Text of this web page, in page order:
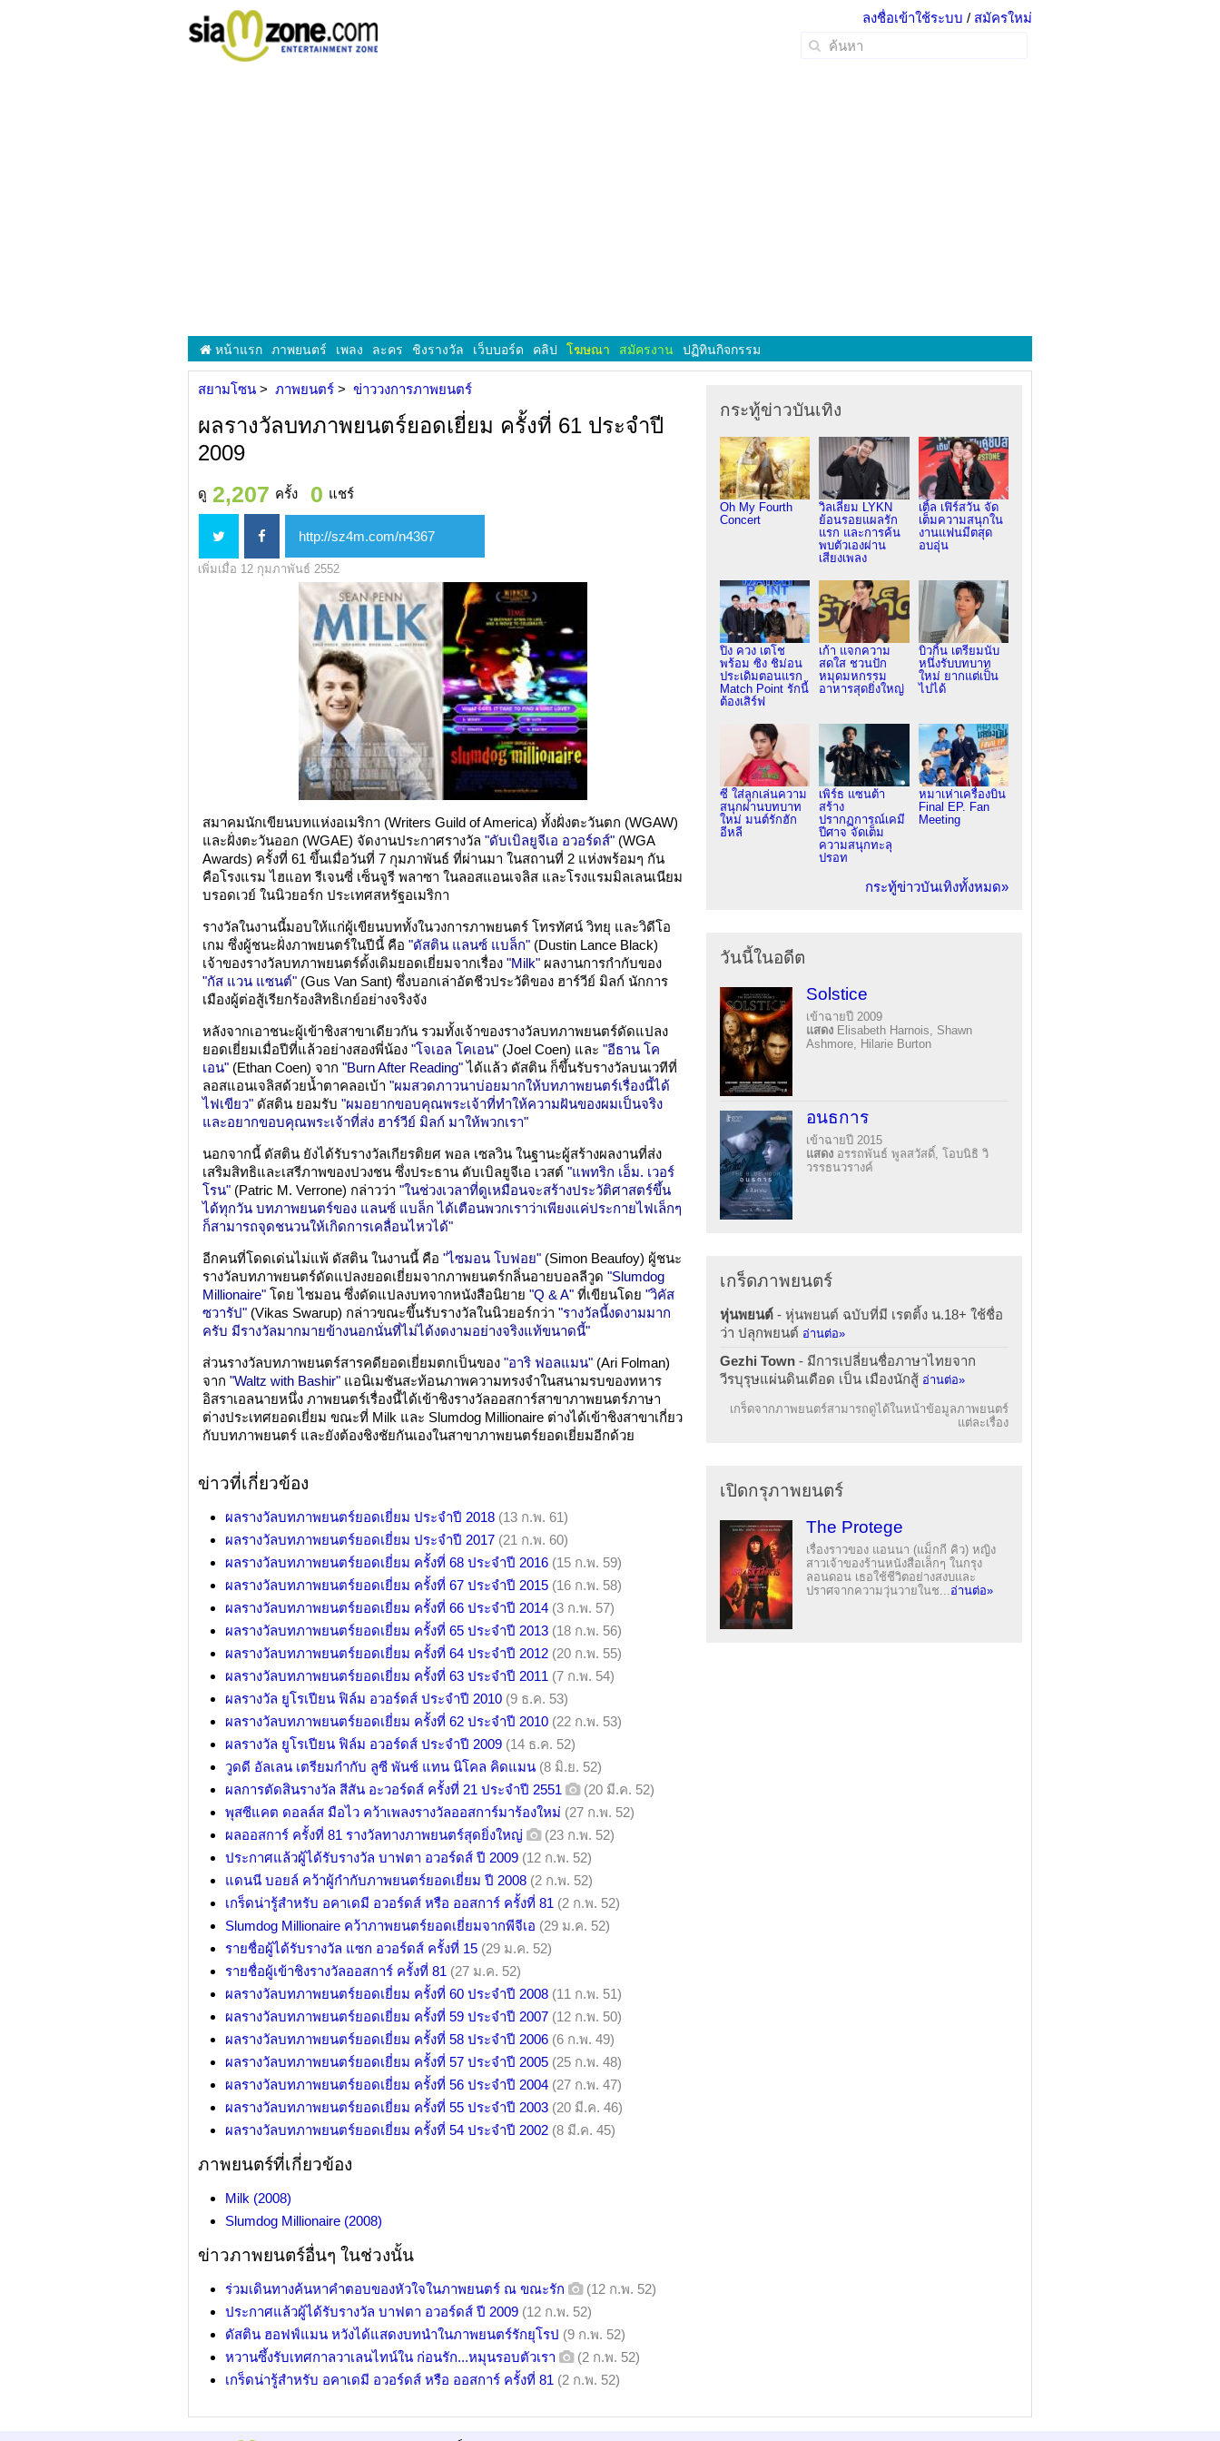
ลงชื่อเข้าใช้ระบบ / สมัครใหม่
หน้าแรก ภาพยนตร์ เพลง ละคร ชิงรางวัล เว็บบอร์ด คลิป โฆษณา สมัครงาน ปฏิทินกิจกรรม
สยามโซน ภาพยนตร์ ข่าววงการภาพยนตร์
ผลรางวัลบทภาพยนตร์ยอดเยี่ยม ครั้งที่ 61 ประจำปี
2009
ดู 2,207 ครั้ง 0 แชร์
เพิ่มเมื่อ 12 กุมภาพันธ์ 2552
สมาคมนักเขียนบทแห่งอเมริกา (Writers Guild of America) ทั้งฝั่งตะวันตก (WGAW)
และฝั่งตะวันออก (WGAE) จัดงานประกาศรางวัล "ดับเบิลยูจีเอ อวอร์ดส์" (WGA
Awards) ครั้งที่ 61 ขึ้นเมื่อวันที่ 7 กุมภาพันธ์ ที่ผ่านมา ในสถานที่ 2 แห่งพร้อมๆ กัน
คือโรงแรม ไฮแอท รีเจนซี่ เซ็นจูรี พลาซา ในลอสแอนเจลิส และโรงแรมมิลเลนเนียม
บรอดเวย์ ในนิวยอร์ก ประเทศสหรัฐอเมริกา
รางวัลในงานนี้มอบให้แก่ผู้เขียนบททั้งในวงการภาพยนตร์ โทรทัศน์ วิทยุ และวิดีโอ
เกม ซึ่งผู้ชนะฝั่งภาพยนตร์ในปีนี้ คือ "ดัสติน แลนซ์ แบล็ก" (Dustin Lance Black)
เจ้าของรางวัลบทภาพยนตร์ดั้งเดิมยอดเยี่ยมจากเรื่อง "Milk" ผลงานการกำกับของ
"กัส แวน แซนต์" (Gus Van Sant) ซึ่งบอกเล่าอัตชีวประวัติของ ฮาร์วีย์ มิลก์ นักการ
เมืองผู้ต่อสู้เรียกร้องสิทธิเกย์อย่างจริงจัง
หลังจากเอาชนะผู้เข้าชิงสาขาเดียวกัน รวมทั้งเจ้าของรางวัลบทภาพยนตร์ดัดแปลง
ยอดเยี่ยมเมื่อปีที่แล้วอย่างสองพี่น้อง "โจเอล โคเอน" (Joel Coen) และ "อีธาน โค
เอน" (Ethan Coen) จาก "Burn After Reading"ได้แล้ว ดัสติน ก็ขึ้นรับรางวัลบนเวทีที่
ลอสแอนเจลิสด้วยน้ำตาคลอเบ้า "ผมสวดภาวนาบ่อยมากให้บทภาพยนตร์เรื่องนี้ได้
ไฟเขียว" ดัสติน ยอมรับ "ผมอยากขอบคุณพระเจ้าที่ทำให้ความฝันของผมเป็นจริง
และอยากขอบคุณพระเจ้าที่ส่ง ฮาร์วีย์ มิลก์ มาให้พวกเรา"
นอกจากนี้ ดัสติน ยังได้รับรางวัลเกียรติยศ พอล เซลวิน ในฐานะผู้สร้างผลงานที่ส่ง
เสริมสิทธิและเสรีภาพของปวงชน ซึ่งประธาน ดับเบิลยูจีเอ เวสต์ "แพทริก เอ็ม. เวอร์
โรน" (Patric M. Verrone) กล่าวว่า "ในช่วงเวลาที่ดูเหมือนจะสร้างประวัติศาสตร์ขึ้น
ได้ทุกวัน บทภาพยนตร์ของ แลนซ์ แบล็ก ได้เตือนพวกเราว่าเพียงแค่ประกายไฟเล็กๆ
ก็สามารถจุดชนวนให้เกิดการเคลื่อนไหวได้"
อีกคนที่โดดเด่นไม่แพ้ ดัสติน ในงานนี้ คือ "ไซมอน โบฟอย" (Simon Beaufoy) ผู้ชนะ
รางวัลบทภาพยนตร์ดัดแปลงยอดเยี่ยมจากภาพยนตร์กลิ่นอายบอลลีวูด "Slumdog
Millionaire" โดย ไซมอน ซึ่งดัดแปลงบทจากหนังสือนิยาย "Q & A" ที่เขียนโดย "วิคัส
ซวารัป" (Vikas Swarup) กล่าวขณะขึ้นรับรางวัลในนิวยอร์กว่า "รางวัลนี้งดงามมาก
ครับ มีรางวัลมากมายข้างนอกนั่นที่ไม่ได้งดงามอย่างจริงแท้ขนาดนี้"
ส่วนรางวัลบทภาพยนตร์สารคดียอดเยี่ยมตกเป็นของ "อาริ ฟอลแมน" (Ari Folman)
จาก "Waltz with Bashir" แอนิเมชันสะท้อนภาพความทรงจำในสนามรบของทหาร
อิสราเอลนายหนึ่ง ภาพยนตร์เรื่องนี้ได้เข้าชิงรางวัลออสการ์สาขาภาพยนตร์ภาษา
ต่างประเทศยอดเยี่ยม ขณะที่ Milk และ Slumdog Millionaire ต่างได้เข้าชิงสาขาเกี่ยว
กับบทภาพยนตร์ และยังต้องชิงชัยกันเองในสาขาภาพยนตร์ยอดเยี่ยมอีกด้วย
ข่าวที่เกี่ยวข้อง
ผลรางวัลบทภาพยนตร์ยอดเยี่ยม ประจำปี 2018 (13 ก.พ. 61)
ผลรางวัลบทภาพยนตร์ยอดเยี่ยม ประจำปี 2017 (21 ก.พ. 60)
ผลรางวัลบทภาพยนตร์ยอดเยี่ยม ครั้งที่ 68 ประจำปี 2016 (15 ก.พ. 59)
ผลรางวัลบทภาพยนตร์ยอดเยี่ยม ครั้งที่ 67 ประจำปี 2015 (16 ก.พ. 58)
ผลรางวัลบทภาพยนตร์ยอดเยี่ยม ครั้งที่ 66 ประจำปี 2014 (3 ก.พ. 57)
ผลรางวัลบทภาพยนตร์ยอดเยี่ยม ครั้งที่ 65 ประจำปี 2013 (18 ก.พ. 56)
ผลรางวัลบทภาพยนตร์ยอดเยี่ยม ครั้งที่ 64 ประจำปี 2012 (20 ก.พ. 55)
ผลรางวัลบทภาพยนตร์ยอดเยี่ยม ครั้งที่ 63 ประจำปี 2011 (7 ก.พ. 54)
ผลรางวัล ยูโรเปียน ฟิล์ม อวอร์ดส์ ประจำปี 2010 (9 ธ.ค. 53)
ผลรางวัลบทภาพยนตร์ยอดเยี่ยม ครั้งที่ 62 ประจำปี 2010 (22 ก.พ. 53)
ผลรางวัล ยูโรเปียน ฟิล์ม อวอร์ดส์ ประจำปี 2009 (14 ธ.ค. 52)
วูดดี อัลเลน เตรียมกำกับ ลูซี พันช์ แทน นิโคล คิดแมน (8 มิ.ย. 52)
ผลการตัดสินรางวัล สีสัน อะวอร์ดส์ ครั้งที่ 21 ประจำปี 2551
(20 มี.ค. 52)
พุสซีแคต ดอลล์ส มือไว คว้าเพลงรางวัลออสการ์มาร้องใหม่ (27 ก.พ. 52)
ผลออสการ์ ครั้งที่ 81 รางวัลทางภาพยนตร์สุดยิ่งใหญ่
(23 ก.พ. 52)
ประกาศแล้วผู้ได้รับรางวัล บาฟตา อวอร์ดส์ ปี 2009 (12 ก.พ. 52)
แดนนี บอยล์ คว้าผู้กำกับภาพยนตร์ยอดเยี่ยม ปี 2008 (2 ก.พ. 52)
เกร็ดน่ารู้สำหรับ อคาเดมี อวอร์ดส์ หรือ ออสการ์ ครั้งที่ 81 (2 ก.พ. 52)
Slumdog Millionaire คว้าภาพยนตร์ยอดเยี่ยมจากพีจีเอ (29 ม.ค. 52)
รายชื่อผู้ได้รับรางวัล แซก อวอร์ดส์ ครั้งที่ 15 (29 ม.ค. 52)
รายชื่อผู้เข้าชิงรางวัลออสการ์ ครั้งที่ 81 (27 ม.ค. 52)
ผลรางวัลบทภาพยนตร์ยอดเยี่ยม ครั้งที่ 60 ประจำปี 2008 (11 ก.พ. 51)
ผลรางวัลบทภาพยนตร์ยอดเยี่ยม ครั้งที่ 59 ประจำปี 2007 (12 ก.พ. 50)
ผลรางวัลบทภาพยนตร์ยอดเยี่ยม ครั้งที่ 58 ประจำปี 2006 (6 ก.พ. 49)
ผลรางวัลบทภาพยนตร์ยอดเยี่ยม ครั้งที่ 57 ประจำปี 2005 (25 ก.พ. 48)
ผลรางวัลบทภาพยนตร์ยอดเยี่ยม ครั้งที่ 56 ประจำปี 2004 (27 ก.พ. 47)
ผลรางวัลบทภาพยนตร์ยอดเยี่ยม ครั้งที่ 55 ประจำปี 2003 (20 มี.ค. 46)
ผลรางวัลบทภาพยนตร์ยอดเยี่ยม ครั้งที่ 54 ประจำปี 2002 (8 มี.ค. 45)
ภาพยนตร์ที่เกี่ยวข้อง
Milk (2008)
Slumdog Millionaire (2008)
ข่าวภาพยนตร์อื่นๆ ในช่วงนั้น
ร่วมเดินทางค้นหาคำตอบของหัวใจในภาพยนตร์ ณ ขณะรัก
(12 ก.พ. 52)
ประกาศแล้วผู้ได้รับรางวัล บาฟตา อวอร์ดส์ ปี 2009 (12 ก.พ. 52)
ดัสติน ฮอฟฟ์แมน หวังได้แสดงบทนำในภาพยนตร์รักยุโรป (9 ก.พ. 52)
หวานซึ้งรับเทศกาลวาเลนไทน์ใน ก่อนรัก...หมุนรอบตัวเรา
(2 ก.พ. 52)
เกร็ดน่ารู้สำหรับ อคาเดมี อวอร์ดส์ หรือ ออสการ์ ครั้งที่ 81 (2 ก.พ. 52)
กระทู้ข่าวบันเทิง
Oh My Fourth
Concert
วิลเลี่ยม LYKN
ย้อนรอยแผลรัก
แรก และการค้น
พบตัวเองผ่าน
เสียงเพลง
เติ้ล เฟิร์สวัน จัด
เต็มความสนุกใน
งานแฟนมีตสุด
อบอุ่น
ปิง ควง เตโช
พร้อม ซิง ชิม่อน
ประเดิมตอนแรก
Match Point รักนี้
ต้องเสิร์ฟ
เก้า แจกความ
สดใส ชวนปัก
หมุดมหกรรม
อาหารสุดยิ่งใหญ่
บิวกิ้น เตรียมนับ
หนึ่งรับบทบาท
ใหม่ ยากแต่เป็น
ไปได้
ซี ใส่ลูกเล่นความ
สนุกผ่านบทบาท
ใหม่ มนต์รักฮัก
อีหลี
เพิร์ธ แซนต้า
สร้าง
ปรากฏการณ์เคมี
ปีศาจ จัดเต็ม
ความสนุกทะลุ
ปรอท
หมาเห่าเครื่องบิน
Final EP. Fan
Meeting
กระทู้ข่าวบันเทิงทั้งหมด»
วันนี้ในอดีต
Solstice
เข้าฉายปี 2009
แสดง Elisabeth Harnois, Shawn
Ashmore, Hilarie Burton
อนธการ
เข้าฉายปี 2015
แสดง อรรถพันธ์ พูลสวัสดิ์, โอบนิธิ วิ
วรรธนวรางค์
เกร็ดภาพยนตร์
หุ่นพยนต์- หุ่นพยนต์ ฉบับที่มี เรตติ้ง น.18+ ใช้ชื่อ
ว่า ปลุกพยนต์ อ่านต่อ»
Gezhi Town- มีการเปลี่ยนชื่อภาษาไทยจาก
วีรบุรุษแผ่นดินเดือด เป็น เมืองนักสู้ อ่านต่อ»
เกร็ดจากภาพยนตร์สามารถดูได้ในหน้าข้อมูลภาพยนตร์
แต่ละเรื่อง
เปิดกรุภาพยนตร์
The Protege
เรื่องราวของ แอนนา (แม็กกี คิว) หญิง
สาวเจ้าของร้านหนังสือเล็กๆ ในกรุง
ลอนดอน เธอใช้ชีวิตอย่างสงบและ
ปราศจากความวุ่นวายในช... อ่านต่อ»